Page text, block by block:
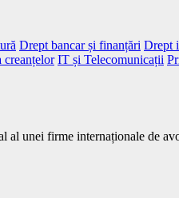
Drept bancar și finanțări Drept
creanțelor IT și Telecomunicații
unei firme internaționale de